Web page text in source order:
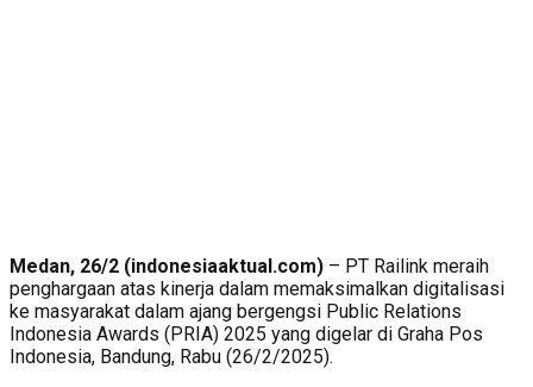
Medan, 26/2 (indonesiaaktual.com) – PT Railink meraih
penghargaan atas kinerja dalam memaksimalkan digitalisasi
ke masyarakat dalam ajang bergengsi Public Relations
Indonesia Awards (PRIA) 2025 yang digelar di Graha Pos
Indonesia, Bandung, Rabu (26/2/2025).